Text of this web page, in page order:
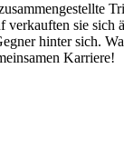
verkauften sie sich
hinter sich.
Karriere!